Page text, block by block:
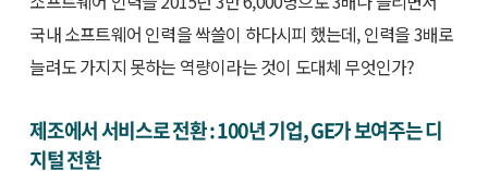
국내 소프트웨어 인력을 싹쓸이 하다시피 했는데, 인력을 3배로
늘려도 가지지 못하는 역량이라는 것이 도대체 무엇인가?
제조에서 서비스로 전환 : 100년 기업, GE가 보여주는 디
지털 전환